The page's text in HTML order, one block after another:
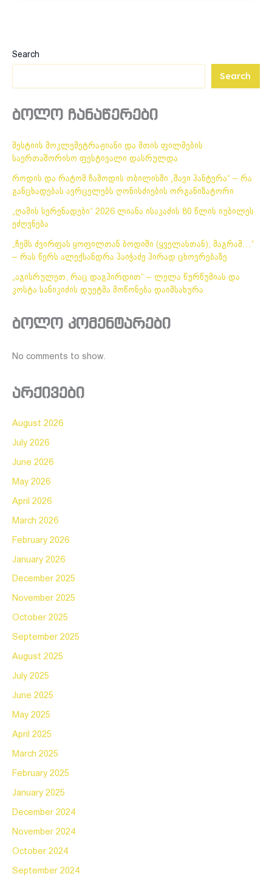
Search
Search
ბოლო ჩანაწერები
მესტიის მოკლემეტრაჟიანი და მთის ფილმების
საერთაშორისო ფესტივალი დასრულდა
როდის და რატომ ჩამოდის თბილისში „შავი პანტერა“ – რა
განცხადებას ავრცელებს ღონისძიების ორგანიზატორი
„ღამის სერენადები“ 2026 ლიანა ისაკაძის 80 წლის იუბილეს
ეძღვნება
„ჩემს ძვირფას ყოფილთან ბოდიში (ყველასთან), მაგრამ…“
– რას წერს ალექსანდრა პაიჭაძე პირად ცხოვრებაზე
„აგისრულეთ, რაც დაგპირდით“ – ლელა წურწუმიას და
კოსტა სანიკიძის დუეტმა მოწონება დაიმსახურა
ბოლო კომენტარები
No comments to show.
არქივები
August 2026
July 2026
June 2026
May 2026
April 2026
March 2026
February 2026
January 2026
December 2025
November 2025
October 2025
September 2025
August 2025
July 2025
June 2025
May 2025
April 2025
March 2025
February 2025
January 2025
December 2024
November 2024
October 2024
September 2024